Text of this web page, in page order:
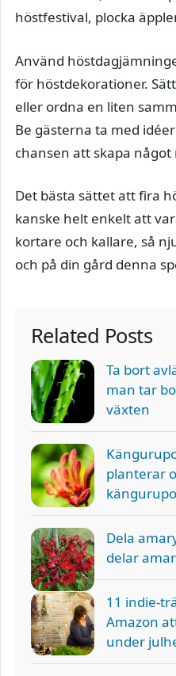
höstfestival, plocka
Använd
för höstdekorationer.
eller ordna en liten
Be gästerna ta med
chansen att skapa
Det bästa sättet att fira
kanske helt enkelt att
kortare och kallare, så
och på din gård denna
Related Posts
Ta bort
man tar
växten
planterar
Dela
delar
11 indie-
Amazon
under